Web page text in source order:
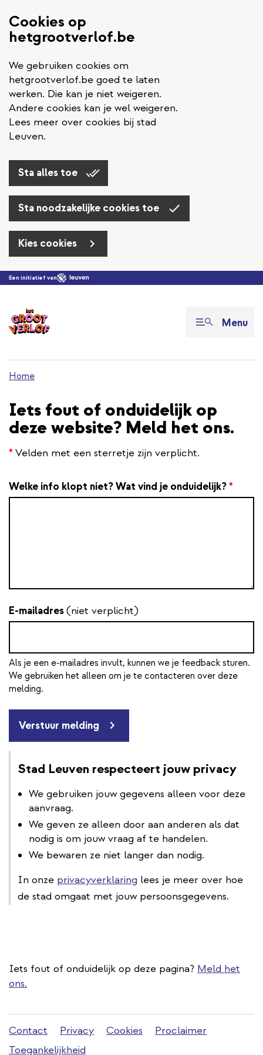
Cookies op
hetgrootverlof.be
We gebruiken cookies om
hetgrootverlof.be goed te laten
werken. Die kan je niet weigeren.
Andere cookies kan je wel weigeren.
Lees meer over cookies bij stad
Leuven.
Sta alles toe
Sta noodzakelijke cookies toe
Kies cookies
Overslaan en naar de inhoud gaan
Een initiatief van
Menu
Home
Iets fout of onduidelijk op
deze website? Meld het ons.
* Velden met een sterretje zijn verplicht.
Welke info klopt niet? Wat vind je onduidelijk? *
E-mailadres(niet verplicht)
Als je een e-mailadres invult, kunnen we je feedback sturen.
We gebruiken het alleen om je te contacteren over deze
melding.
Verstuur melding
Stad Leuven respecteert jouw privacy
We gebruiken jouw gegevens alleen voor deze
aanvraag.
We geven ze alleen door aan anderen als dat
nodig is om jouw vraag af te handelen.
We bewaren ze niet langer dan nodig.
In onze privacyverklaring lees je meer over hoe
de stad omgaat met jouw persoonsgegevens.
Iets fout of onduidelijk op deze pagina? Meld het
ons.
Stadleuven
footer
Contact Privacy Cookies
Proclaimer
Toegankelijkheid